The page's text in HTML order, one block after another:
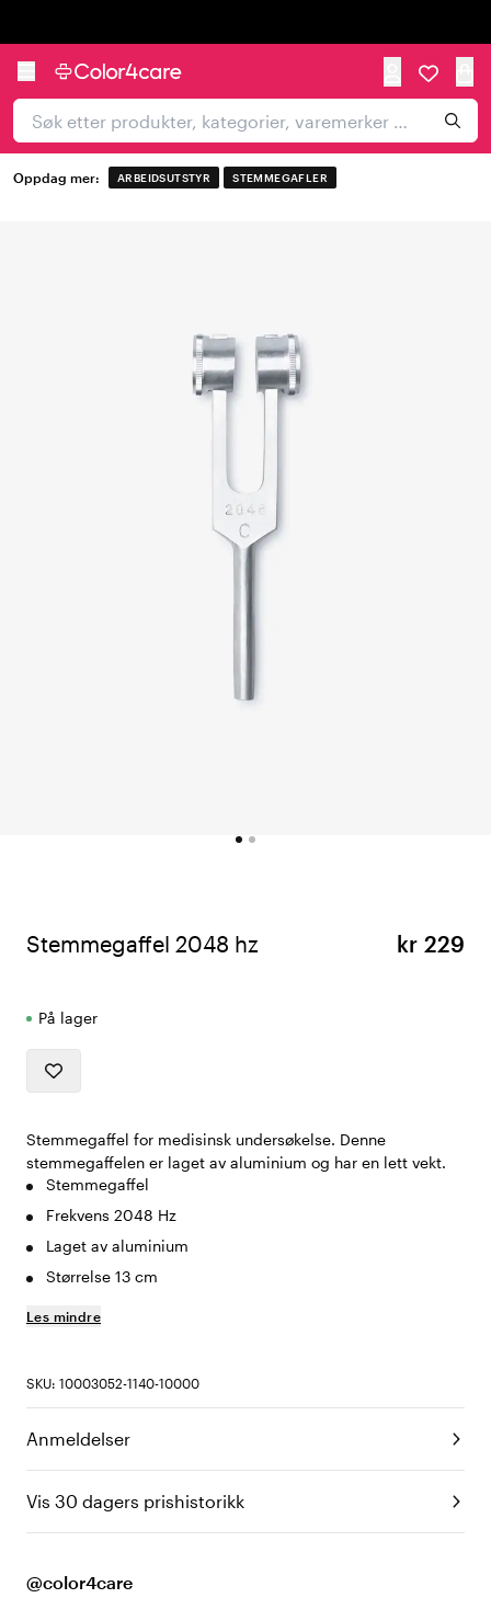
Oppdag mer: ARBEIDSUTSTYR STEMMEGAFLER
Stemmegaffel 2048 hz kr 229
På lager
Stemmegaffel for medisinsk undersøkelse. Denne
stemmegaffelen er laget av aluminium og har en lett vekt.
Stemmegaffel
Frekvens 2048 Hz
Laget av aluminium
Størrelse 13 cm
Les mindre
SKU: 10003052-1140-10000
Anmeldelser
Vis 30 dagers prishistorikk
@color4care